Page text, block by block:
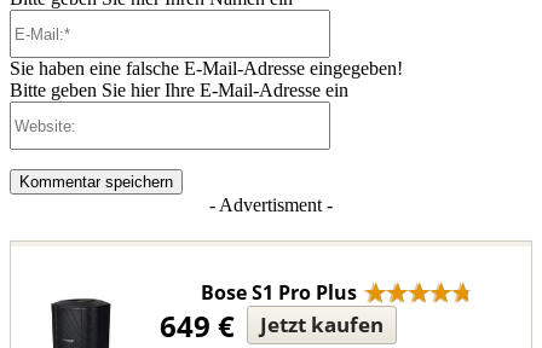
Sie haben eine falsche E-Mail-Adresse eingegeben!
Bitte geben Sie hier Ihre E-Mail-Adresse ein
- Advertisment -
Bose S1 Pro Plus
649 € Jetzt kaufen